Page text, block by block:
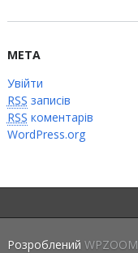
МЕТА
Увійти
RSS записів
RSS коментарів
WordPress.org
Розроблений WPZOOM